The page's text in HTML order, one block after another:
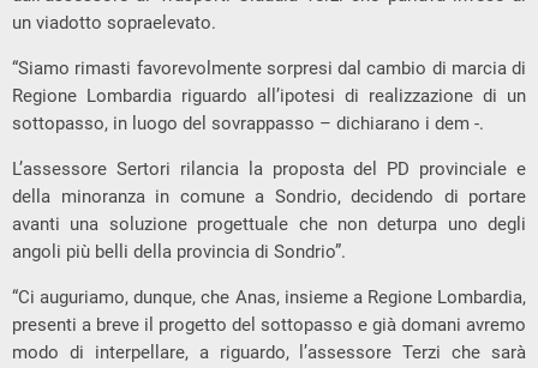
un viadotto sopraelevato.
“Siamo rimasti favorevolmente sorpresi dal cambio di marcia di
Regione Lombardia riguardo all’ipotesi di realizzazione di un
sottopasso, in luogo del sovrappasso – dichiarano i dem -.
L’assessore Sertori rilancia la proposta del PD provinciale e
della minoranza in comune a Sondrio, decidendo di portare
avanti una soluzione progettuale che non deturpa uno degli
angoli più belli della provincia di Sondrio”.
“Ci auguriamo, dunque, che Anas, insieme a Regione Lombardia,
presenti a breve il progetto del sottopasso e già domani avremo
modo di interpellare, a riguardo, l’assessore Terzi che sarà